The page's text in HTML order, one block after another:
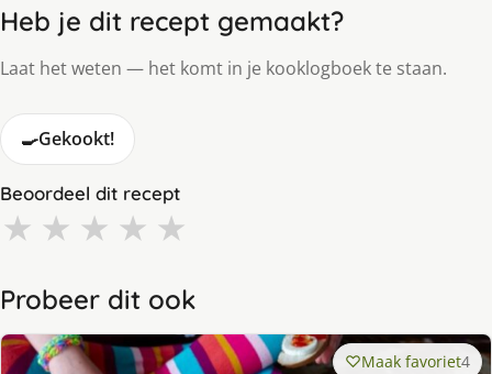
Heb je dit recept gemaakt?
Laat het weten — het komt in je kooklogboek te staan.
🍳Gekookt!
Beoordeel dit recept
★ ★ ★ ★ ★
Probeer dit ook
Maak favoriet4